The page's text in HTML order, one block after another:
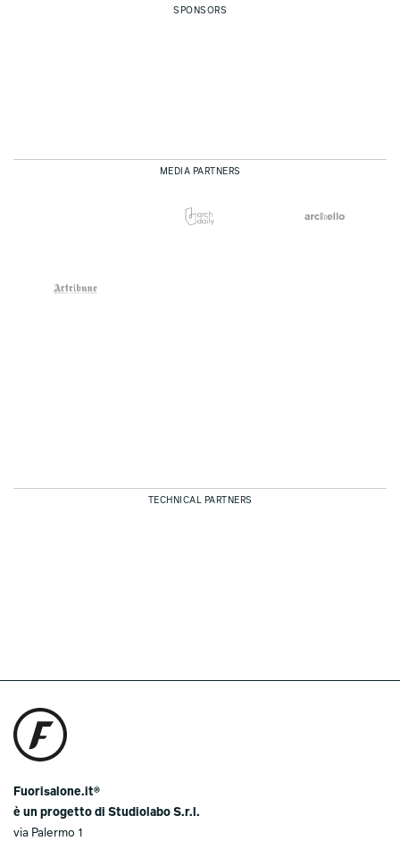
SPONSORS
MEDIA PARTNERS
TECHNICAL PARTNERS
Fuorisalone.it®
è un progetto di Studiolabo S.r.l.
via Palermo 1